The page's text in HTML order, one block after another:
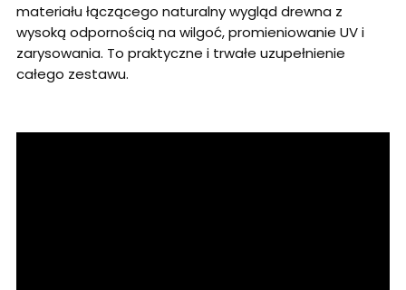
materiału łączącego naturalny wygląd drewna z
wysoką odpornością na wilgoć, promieniowanie UV i
zarysowania. To praktyczne i trwałe uzupełnienie
całego zestawu.